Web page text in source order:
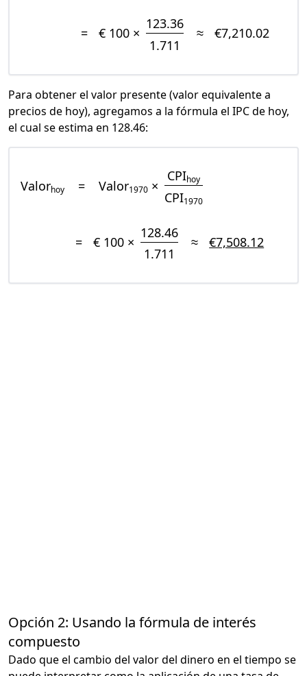
= € 100 ×
123.36
1.711
≈ €7,210.02
Para obtener el valor presente (valor equivalente a
precios de hoy), agregamos a la fórmula el IPC de hoy,
el cual se estima en 128.46:
Valorhoy = Valor1970 ×
CPIhoy
CPI1970
= € 100 ×
128.46
1.711
≈ €7,508.12
Opción 2: Usando la fórmula de interés
compuesto
Dado que el cambio del valor del dinero en el tiempo se